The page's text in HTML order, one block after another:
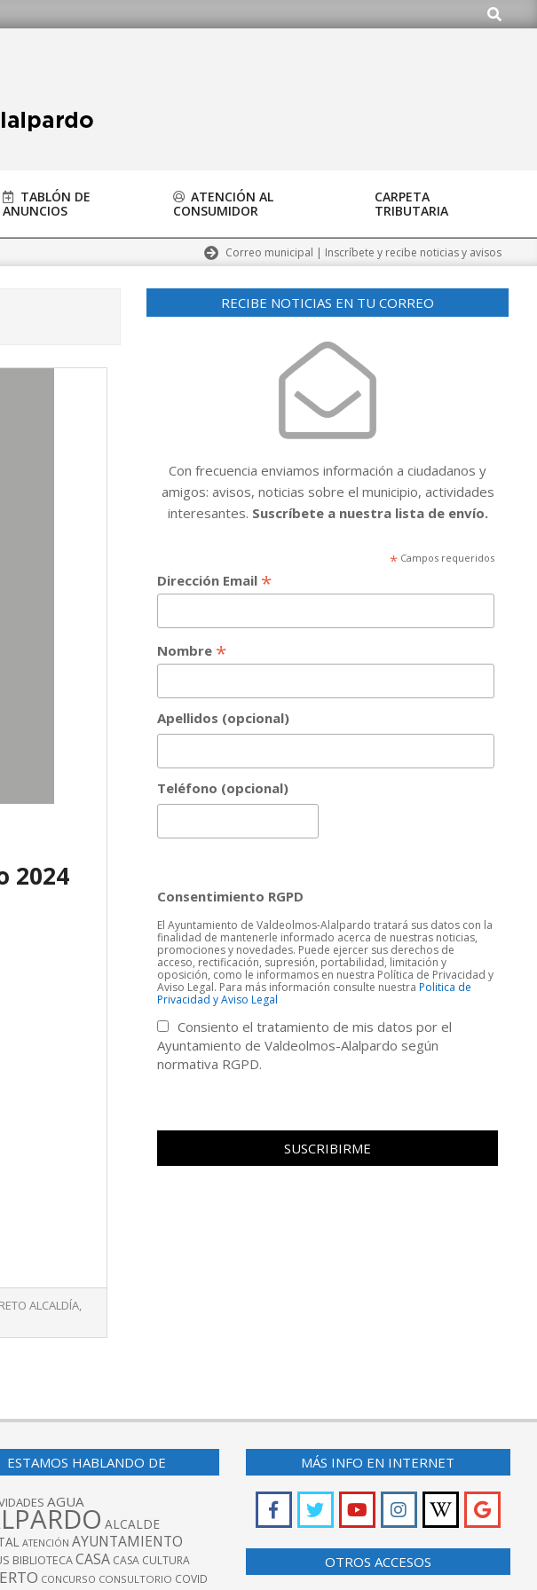
a ayuntamiento@alalpardo.org Buscar
TABLÓN DE
ANUNCIOS
ATENCIÓN AL
CONSUMIDOR
CARPETA
TRIBUTARIA
Correo municipal | Inscríbete y recibe noticias y avisos
2024
ALCALDÍA,
RECIBE NOTICIAS EN TU CORREO
Con frecuencia enviamos información a ciudadanos y
amigos: avisos, noticias sobre el municipio, actividades
interesantes. Suscríbete a nuestra lista de envío.
* Campos requeridos
Dirección Email *
Nombre *
Apellidos (opcional)
Teléfono (opcional)
Consentimiento RGPD
El Ayuntamiento de Valdeolmos-Alalpardo tratará sus datos con la
finalidad de mantenerle informado acerca de nuestras noticias,
promociones y novedades. Puede ejercer sus derechos de
acceso, rectificación, supresión, portabilidad, limitación y
oposición, como le informamos en nuestra Política de Privacidad y
Aviso Legal. Para más información consulte nuestraPolitica de
Privacidad y Aviso Legal
Consiento el tratamiento de mis datos por el
Ayuntamiento de Valdeolmos-Alalpardo según
normativa RGPD.
ESTAMOS HABLANDO DE
AGUA
ALCALDE
ATENCIÓN AYUNTAMIENTO
BIBLIOTECACASA CASA CULTURA
CONCURSO CONSULTORIO COVID
MÁS INFO EN INTERNET
OTROS ACCESOS